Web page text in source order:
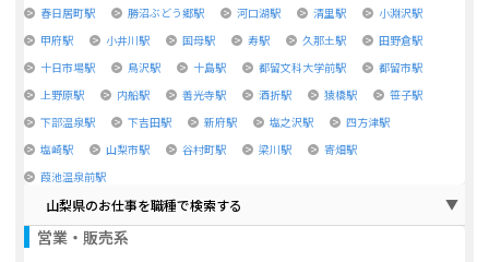
春日居町駅
勝沼ぶどう郷駅 河口湖駅 清里駅
小淵沢駅
甲府駅
小井川駅 国母駅 寿駅 久那土駅
田野倉駅
十日市場駅
鳥沢駅 十島駅 都留文科大学前駅
都留市駅
上野原駅
内船駅 善光寺駅 酒折駅 猿橋駅
笹子駅
下部温泉駅
下吉田駅 新府駅 塩之沢駅
四方津駅
塩崎駅
山梨市駅 谷村町駅 梁川駅
寄畑駅
葭池温泉前駅
山梨県のお仕事を職種で検索する
営業・販売系